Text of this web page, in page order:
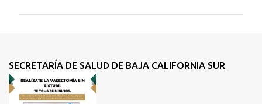
t
a
r
SECRETARÍA DE SALUD DE BAJA CALIFORNIA SUR